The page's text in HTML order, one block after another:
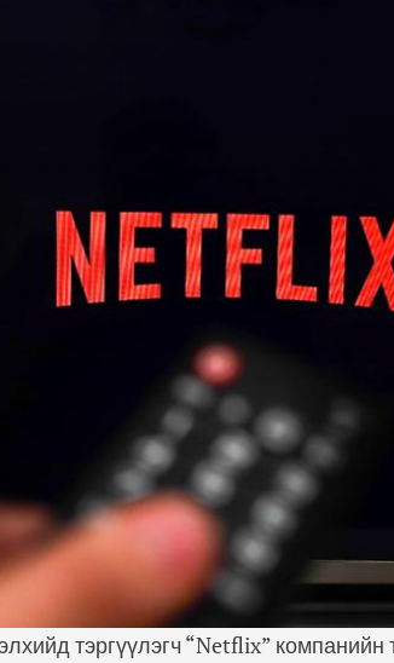
илүү байгааг компани
тэргүүлэгч “Netflix” компанийн